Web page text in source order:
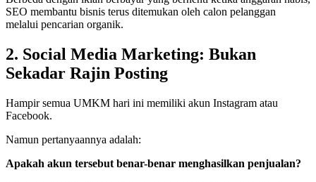
SEO membantu bisnis terus ditemukan oleh calon pelanggan
melalui pencarian organik.
2. Social Media Marketing: Bukan
Sekadar Rajin Posting
Hampir semua UMKM hari ini memiliki akun Instagram atau
Facebook.
Namun pertanyaannya adalah:
Apakah akun tersebut benar-benar menghasilkan penjualan?